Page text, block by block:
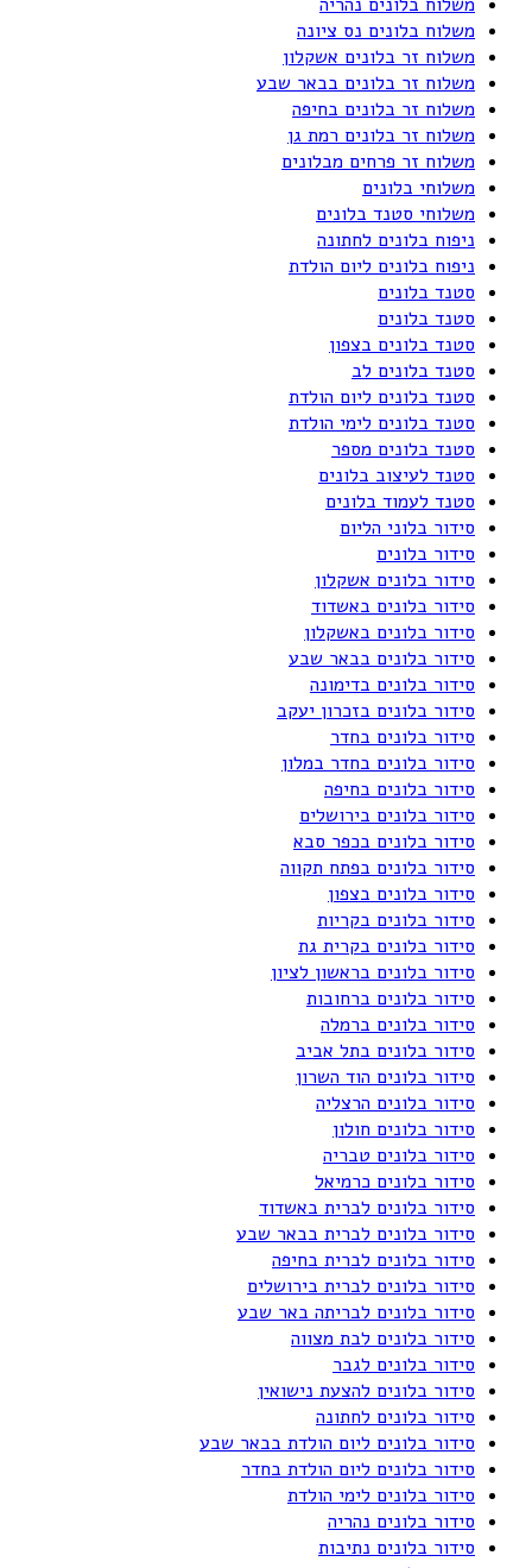
משלוח בלונים נס ציונה
משלוח זר בלונים אשקלון
משלוח זר בלונים בבאר שבע
משלוח זר בלונים בחיפה
משלוח זר בלונים רמת גן
משלוח זר פרחים מבלונים
משלוחי בלונים
משלוחי סטנד בלונים
ניפוח בלונים לחתונה
ניפוח בלונים ליום הולדת
סטנד בלונים
סטנד בלונים
סטנד בלונים בצפון
סטנד בלונים לב
סטנד בלונים ליום הולדת
סטנד בלונים לימי הולדת
סטנד בלונים מספר
סטנד לעיצוב בלונים
סטנד לעמוד בלונים
סידור בלוני הליום
סידור בלונים
סידור בלונים אשקלון
סידור בלונים באשדוד
סידור בלונים באשקלון
סידור בלונים בבאר שבע
סידור בלונים בדימונה
סידור בלונים בזכרון יעקב
סידור בלונים בחדר
סידור בלונים בחדר במלון
סידור בלונים בחיפה
סידור בלונים בירושלים
סידור בלונים בכפר סבא
סידור בלונים בפתח תקווה
סידור בלונים בצפון
סידור בלונים בקריות
סידור בלונים בקרית גת
סידור בלונים בראשון לציון
סידור בלונים ברחובות
סידור בלונים ברמלה
סידור בלונים בתל אביב
סידור בלונים הוד השרון
סידור בלונים הרצליה
סידור בלונים חולון
סידור בלונים טבריה
סידור בלונים כרמיאל
סידור בלונים לברית באשדוד
סידור בלונים לברית בבאר שבע
סידור בלונים לברית בחיפה
סידור בלונים לברית בירושלים
סידור בלונים לבריתה באר שבע
סידור בלונים לבת מצווה
סידור בלונים לגבר
סידור בלונים להצעת נישואין
סידור בלונים לחתונה
סידור בלונים ליום הולדת בבאר שבע
סידור בלונים ליום הולדת בחדר
סידור בלונים לימי הולדת
סידור בלונים נהריה
סידור בלונים נתיבות